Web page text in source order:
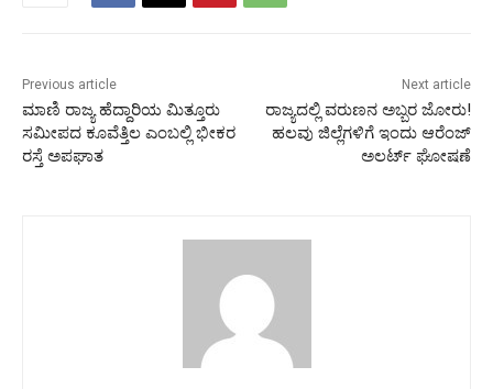
Previous article
ಮಾಣಿ ರಾಜ್ಯ ಹೆದ್ದಾರಿಯ ಮಿತ್ತೂರು
ಸಮೀಪದ ಕೂವೆತ್ತಿಲ ಎಂಬಲ್ಲಿ ಭೀಕರ
ರಸ್ತೆ ಅಪಘಾತ
Next article
ರಾಜ್ಯದಲ್ಲಿ ವರುಣನ ಅಬ್ಬರ ಜೋರು!
ಹಲವು ಜಿಲ್ಲೆಗಳಿಗೆ ಇಂದು ಆರೆಂಜ್
ಅಲರ್ಟ್ ಘೋಷಣೆ